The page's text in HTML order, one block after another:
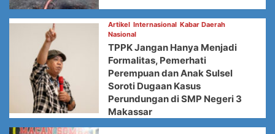
Artikel Internasional Kabar Daerah
Nasional
TPPK Jangan Hanya Menjadi
Formalitas, Pemerhati
Perempuan dan Anak Sulsel
Soroti Dugaan Kasus
Perundungan di SMP Negeri 3
Makassar